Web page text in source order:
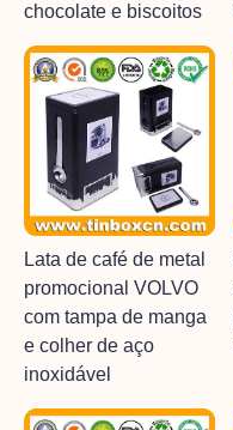
chocolate e biscoitos
Lata de café de metal
promocional VOLVO
com tampa de manga
e colher de aço
inoxidável